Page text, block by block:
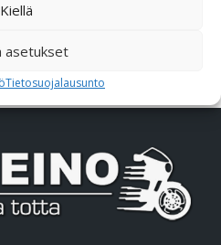
Kiellä
asetukset
Tietosuojalausunto